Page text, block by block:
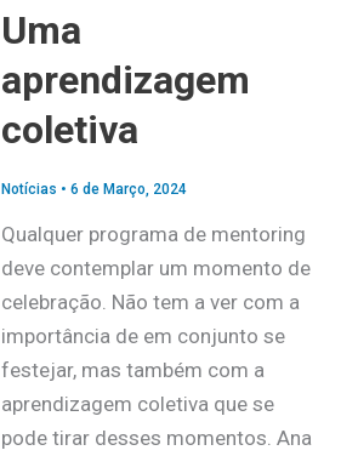
Uma
aprendizagem
coletiva
Notícias • 6 de Março, 2024
Qualquer programa de mentoring
deve contemplar um momento de
celebração. Não tem a ver com a
importância de em conjunto se
festejar, mas também com a
aprendizagem coletiva que se
pode tirar desses momentos. Ana